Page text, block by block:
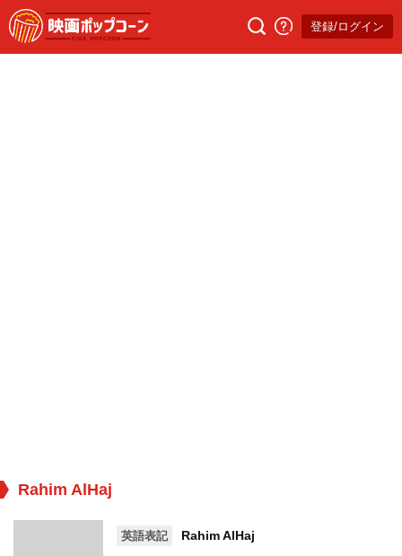
登録/ログイン
Rahim AlHaj
英語表記 Rahim AlHaj